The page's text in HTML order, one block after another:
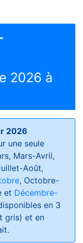
2026 à
2026
une seule
Mars-Avril,
Août,
, Octobre-
et Décembre-
en 3
gris) et en
.